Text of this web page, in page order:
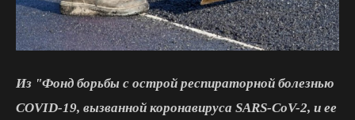
Из "Фонд борьбы с острой респираторной болезнью
COVID-19, вызванной коронавируса SARS-CoV-2, и ее